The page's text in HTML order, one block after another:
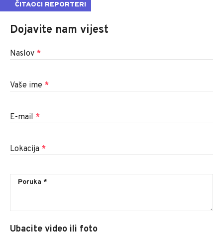
ČITAOCI REPORTERI
Dojavite nam vijest
Naslov *
Vaše ime *
E-mail *
Lokacija *
Ubacite video ili foto